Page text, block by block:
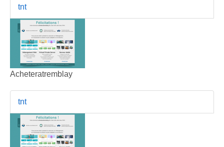
tnt
Acheteratremblay
tnt